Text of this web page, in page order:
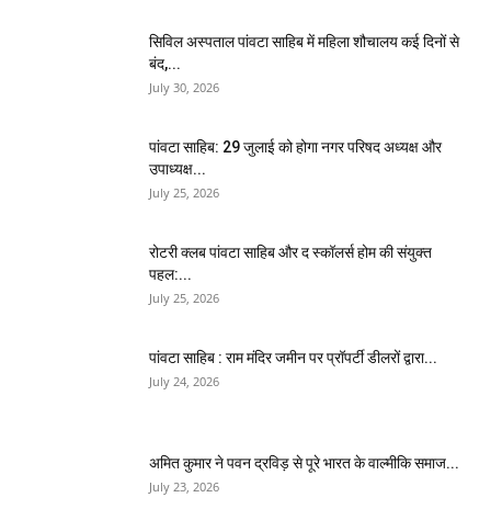
सिविल अस्पताल पांवटा साहिब में महिला शौचालय कई दिनों से
बंद,...
July 30, 2026
पांवटा साहिब: 29 जुलाई को होगा नगर परिषद अध्यक्ष और
उपाध्यक्ष...
July 25, 2026
​रोटरी क्लब पांवटा साहिब और द स्कॉलर्स होम की संयुक्त
पहल:...
July 25, 2026
पांवटा साहिब : राम मंदिर जमीन पर प्रॉपर्टी डीलरों द्वारा...
July 24, 2026
अमित कुमार ने पवन द्रविड़ से पूरे भारत के वाल्मीकि समाज...
July 23, 2026